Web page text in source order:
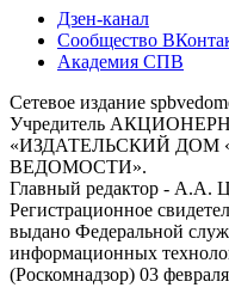
Дзен-канал
Сообщество
Академия СПВ
Сетевое издание
Учредитель
«ИЗДАТЕЛЬСКИЙ ДОМ
ВЕДОМОСТИ».
Главный редактор - А.А.
Регистрационное
выдано Федеральной
информационных
(Роскомнадзор) 03